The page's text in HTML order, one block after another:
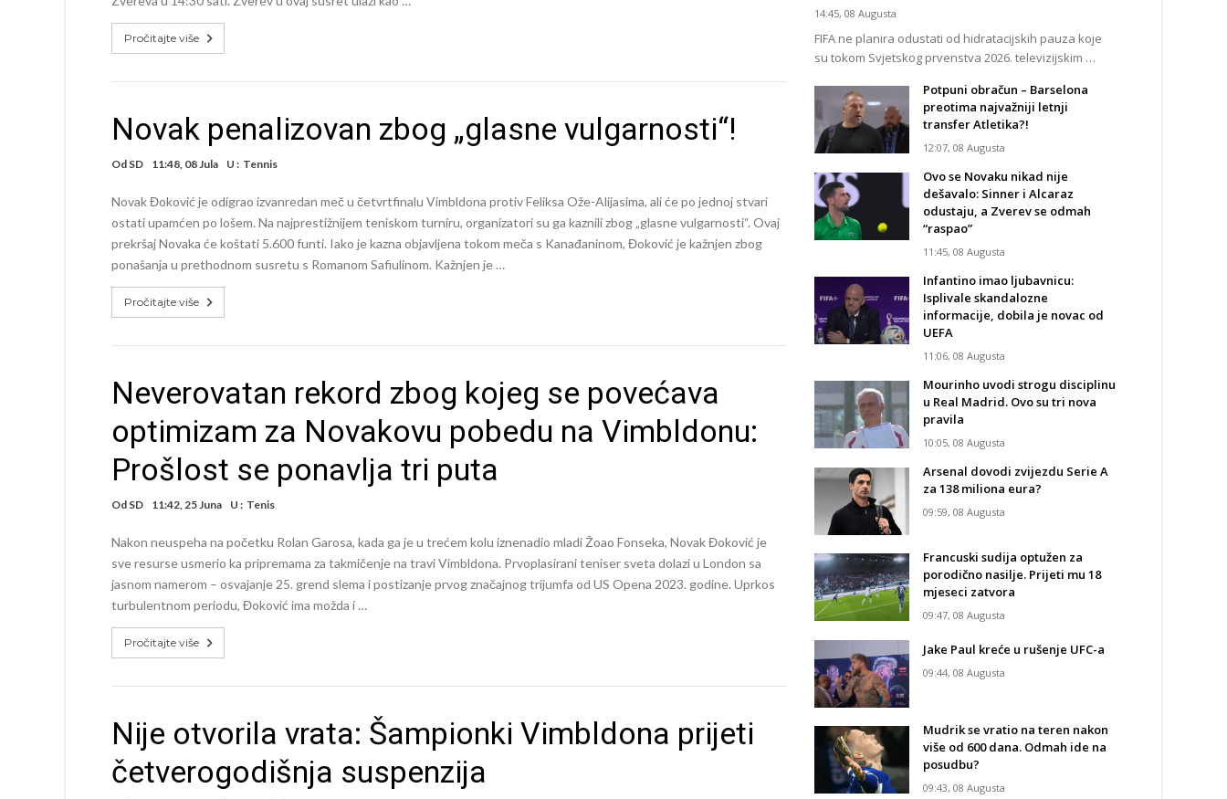
Pročitajte više
Novak penalizovan zbog „glasne vulgarnosti“!
Od SD 11:48, 08 Jula U : Tennis
Novak Đoković je odigrao izvanredan meč u četvrtfinalu Vimbldona protiv Feliksa Ože-Alijasima, ali će po jednoj stvari
ostati upamćen po lošem. Na najprestižnijem teniskom turniru, organizatori su ga kaznili zbog „glasne vulgarnosti“. Ovaj
prekršaj Novaka će koštati 5.600 funti. Iako je kazna objavljena tokom meča s Kanađaninom, Đoković je kažnjen zbog
ponašanja u prethodnom susretu s Romanom Safiulinom. Kažnjen je …
Pročitajte više
Neverovatan rekord zbog kojeg se povećava
optimizam za Novakovu pobedu na Vimbldonu:
Prošlost se ponavlja tri puta
Od SD 11:42, 25 Juna U : Tenis
Nakon neuspeha na početku Rolan Garosa, kada ga je u trećem kolu iznenadio mladi Žoao Fonseka, Novak Đoković je
sve resurse usmerio ka pripremama za takmičenje na travi Vimbldona. Prvoplasirani teniser sveta dolazi u London sa
jasnom namerom – osvajanje 25. grend slema i postizanje prvog značajnog trijumfa od US Opena 2023. godine. Uprkos
turbulentnom periodu, Đoković ima možda i …
Pročitajte više
Nije otvorila vrata: Šampionki Vimbldona prijeti
četverogodišnja suspenzija
14:45, 08 Augusta
FIFA ne planira odustati od hidratacijskih pauza koje
su tokom Svjetskog prvenstva 2026. televizijskim …
Potpuni obračun – Barselona
preotima najvažniji letnji
transfer Atletika?!
12:07, 08 Augusta
Ovo se Novaku nikad nije
dešavalo: Sinner i Alcaraz
odustaju, a Zverev se odmah
“raspao”
11:45, 08 Augusta
Infantino imao ljubavnicu:
Isplivale skandalozne
informacije, dobila je novac od
UEFA
11:06, 08 Augusta
Mourinho uvodi strogu disciplinu
u Real Madrid. Ovo su tri nova
pravila
10:05, 08 Augusta
Arsenal dovodi zvijezdu Serie A
za 138 miliona eura?
09:59, 08 Augusta
Francuski sudija optužen za
porodično nasilje. Prijeti mu 18
mjeseci zatvora
09:47, 08 Augusta
Jake Paul kreće u rušenje UFC-a
09:44, 08 Augusta
Mudrik se vratio na teren nakon
više od 600 dana. Odmah ide na
posudbu?
09:43, 08 Augusta